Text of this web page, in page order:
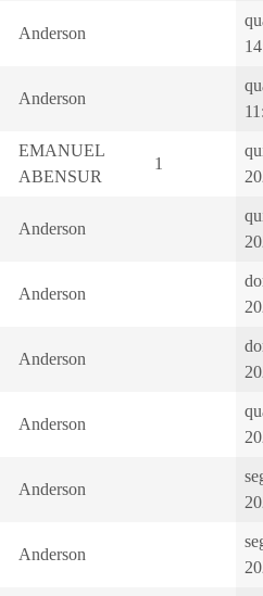
Anderson
Anderson
EMANUEL
ABENSUR
1
Anderson
Anderson
Anderson
Anderson
Anderson
Anderson